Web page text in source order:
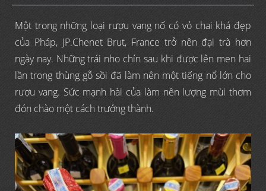
Một trong những loại rượu vang nổ có vỏ chai khá đẹp
của Pháp, JP.Chenet Brut, France trở nên đại trà hơn
ngày nay. Những trái nho chín sau khi được lên men hai
lần trong thùng gỗ sồi đã làm nên một tiếng nổ lớn cho
rượu vang. Sức mạnh hài của làm nên lượng mùi thơm
đón chào một cách trưởng thành.